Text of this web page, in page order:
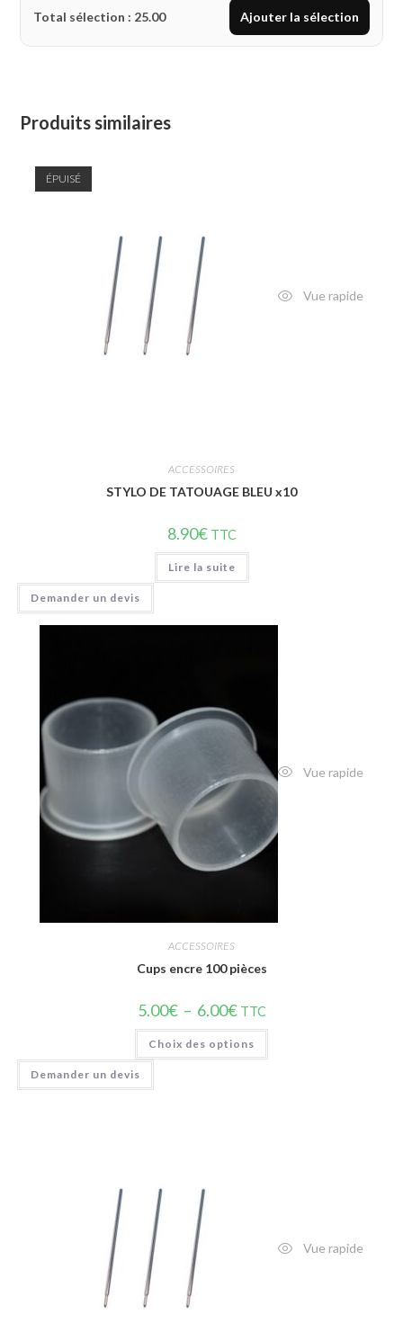
Total sélection : 25.00 Ajouter la sélection
Produits similaires
ÉPUISÉ
Vue rapide
ACCESSOIRES
STYLO DE TATOUAGE BLEU x10
8.90€ TTC
Lire la suite
Demander un devis
Vue rapide
ACCESSOIRES
Cups encre 100 pièces
5.00€ – 6.00€ TTC
Choix des options
Demander un devis
Vue rapide